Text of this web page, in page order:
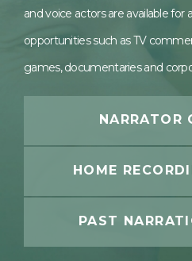
and voice actors are available for
opportunities such as TV
games, documentaries and
NARRATOR
HOME
PAST